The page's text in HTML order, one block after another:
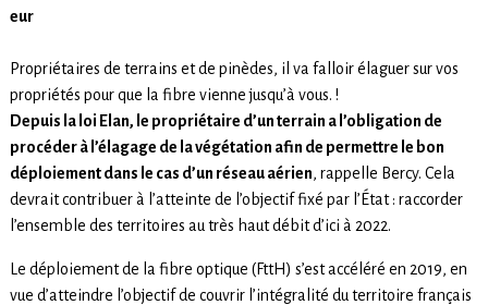
eur
Propriétaires de terrains et de pinèdes, il va falloir élaguer sur vos
propriétés pour que la fibre vienne jusqu’à vous. !
Depuis la loi Elan, le propriétaire d’un terrain a l’obligation de
procéder à l’élagage de la végétation afin de permettre le bon
déploiement dans le cas d’un réseau aérien, rappelle Bercy. Cela
devrait contribuer à l’atteinte de l’objectif fixé par l’État : raccorder
l’ensemble des territoires au très haut débit d’ici à 2022.
Le déploiement de la fibre optique (FttH) s’est accéléré en 2019, en
vue d’atteindre l’objectif de couvrir l’intégralité du territoire français